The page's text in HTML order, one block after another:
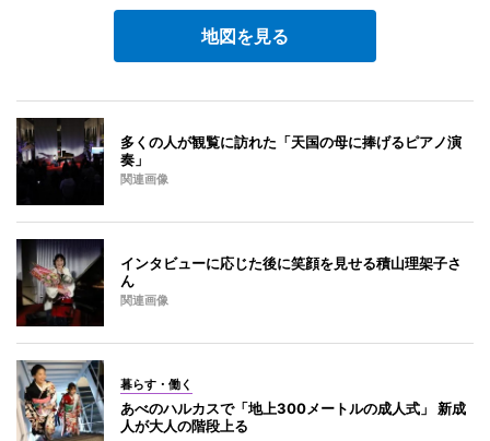
地図を見る
多くの人が観覧に訪れた「天国の母に捧げるピアノ演
奏」
関連画像
インタビューに応じた後に笑顔を見せる積山理架子さ
ん
関連画像
暮らす・働く
あべのハルカスで「地上300メートルの成人式」 新成
人が大人の階段上る